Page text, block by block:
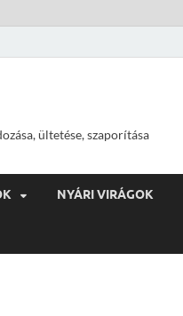
ültetése, szaporítása
NYÁRI VIRÁGOK